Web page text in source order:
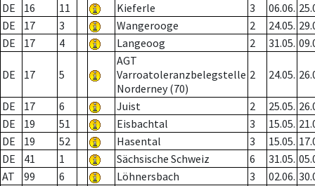
DE
16 11 Kieferle 3 06.06.
DE
17 3 Wangerooge 2 24.05.
DE
17 4 Langeoog 2 31.05.
DE 17 5
AGT
Varroatoleranzbelegstelle
Norderney (70)
2 24.05.
DE 17 6 Juist 2 25.05.
DE
19 51 Eisbachtal 3 15.05.
DE
19 52 Hasental 3 15.05.
DE
41 1 Sächsische Schweiz 6 31.05.
AT
99 6 Löhnersbach 3 02.06.